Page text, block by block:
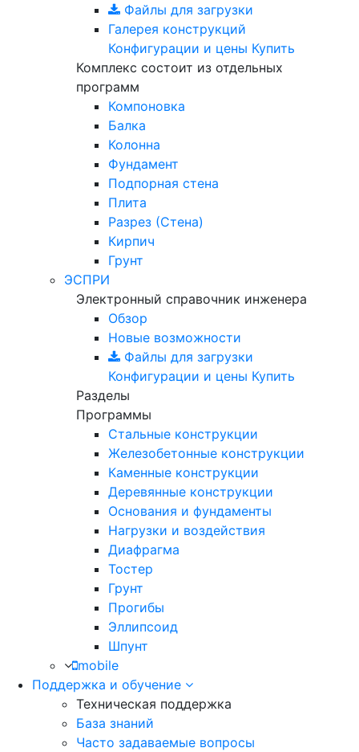
Файлы для загрузки
Галерея конструкций
Конфигурации и цены Купить
Комплекс состоит из отдельных
программ
Компоновка
Балка
Колонна
Фундамент
Подпорная стена
Плита
Разрез (Стена)
Кирпич
Грунт
ЭСПРИ
Электронный справочник инженера
Обзор
Новые возможности
Файлы для загрузки
Конфигурации и цены Купить
Разделы
Программы
Стальные конструкции
Железобетонные конструкции
Каменные конструкции
Деревянные конструкции
Основания и фундаменты
Нагрузки и воздействия
Диафрагма
Тостер
Грунт
Прогибы
Эллипсоид
Шпунт
mobile
Поддержка и обучение
Техническая поддержка
База знаний
Часто задаваемые вопросы